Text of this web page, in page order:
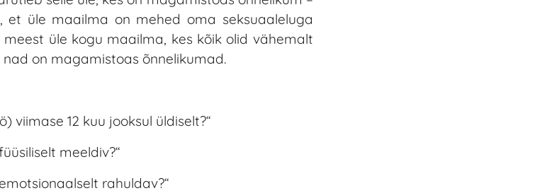
et üle maailma on mehed oma seksuaaleluga
meest üle kogu maailma, kes kõik olid vähemalt
on magamistoas õnnelikumad.
viimase 12 kuu jooksul üldiselt?“
meeldiv?“
rahuldav?“